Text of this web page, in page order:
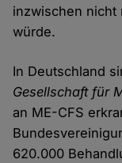
inzwischen nicht
würde.
In Deutschland
Gesellschaft für
an ME-CFS
620.000